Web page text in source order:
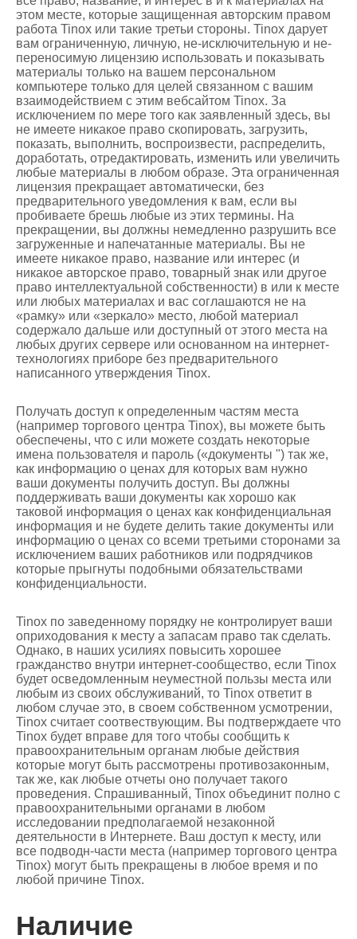
этом месте, которые защищенная авторским правом
работа Tinox или такие третьи стороны. Tinox дарует
вам ограниченную, личную, не-исключительную и не-
переносимую лицензию использовать и показывать
материалы только на вашем персональном
компьютере только для целей связанном с вашим
взаимодействием с этим вебсайтом Tinox. За
исключением по мере того как заявленный здесь, вы
не имеете никакое право скопировать, загрузить,
показать, выполнить, воспроизвести, распределить,
доработать, отредактировать, изменить или увеличить
любые материалы в любом образе. Эта ограниченная
лицензия прекращает автоматически, без
предварительного уведомления к вам, если вы
пробиваете брешь любые из этих термины. На
прекращении, вы должны немедленно разрушить все
загруженные и напечатанные материалы. Вы не
имеете никакое право, название или интерес (и
никакое авторское право, товарный знак или другое
право интеллектуальной собственности) в или к месте
или любых материалах и вас соглашаются не на
«рамку» или «зеркало» место, любой материал
содержало дальше или доступный от этого места на
любых других сервере или основанном на интернет-
технологиях приборе без предварительного
написанного утверждения Tinox.
Получать доступ к определенным частям места
(например торгового центра Tinox), вы можете быть
обеспечены, что с или можете создать некоторые
имена пользователя и пароль («документы ") так же,
как информацию о ценах для которых вам нужно
ваши документы получить доступ. Вы должны
поддерживать ваши документы как хорошо как
таковой информация о ценах как конфиденциальная
информация и не будете делить такие документы или
информацию о ценах со всеми третьими сторонами за
исключением ваших работников или подрядчиков
которые прыгнуты подобными обязательствами
конфиденциальности.
Tinox по заведенному порядку не контролирует ваши
оприходования к месту а запасам право так сделать.
Однако, в наших усилиях повысить хорошее
гражданство внутри интернет-сообщество, если Tinox
будет осведомленным неуместной пользы места или
любым из своих обслуживаний, то Tinox ответит в
любом случае это, в своем собственном усмотрении,
Tinox считает соотвествующим. Вы подтверждаете что
Tinox будет вправе для того чтобы сообщить к
правоохранительным органам любые действия
которые могут быть рассмотрены противозаконным,
так же, как любые отчеты оно получает такого
проведения. Спрашиванный, Tinox объединит полно с
правоохранительными органами в любом
исследовании предполагаемой незаконной
деятельности в Интернете. Ваш доступ к месту, или
все подводн-части места (например торгового центра
Tinox) могут быть прекращены в любое время и по
любой причине Tinox.
Наличие